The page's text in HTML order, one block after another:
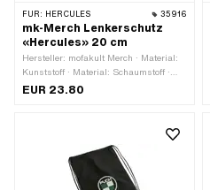
FÜR: HERCULES 35916
mk-Merch Lenkerschutz
«Hercules» 20 cm
Hersteller: mofakult Merch · Material:
Kunststoff · Material: Schaumstoff ·
Farbe: schwarz · Farbe: weiss · Ø
EUR 23.80